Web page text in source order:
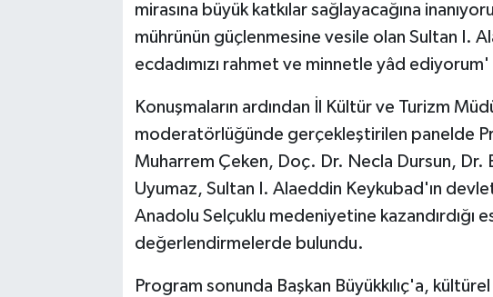
mirasına büyük katkılar sağlayacağına
mührünün güçlenmesine vesile olan Sultan I.
ecdadımızı rahmet ve minnetle yâd
Konuşmaların ardından İl Kültür ve Turizm
moderatörlüğünde gerçekleştirilen panelde
Muharrem Çeken, Doç. Dr. Necla Dursun, Dr.
Uyumaz, Sultan I. Alaeddin Keykubad'ın
Anadolu Selçuklu medeniyetine kazandırdığı
değerlendirmelerde bulundu.
Program sonunda Başkan Büyükkılıç'a, kültürel